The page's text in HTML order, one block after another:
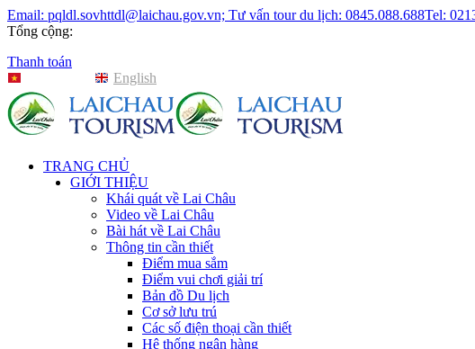
Email: pqldl.sovhttdl@laichau.gov.vn; Tư vấn tour du lịch: 0845.088.688Tel:
Tổng cộng:
Thanh toán
English
TRANG CHỦ
GIỚI THIỆU
Khái quát về Lai Châu
Video về Lai Châu
Bài hát về Lai Châu
Thông tin cần thiết
Điểm mua sắm
Điểm vui chơi giải trí
Bản đồ Du lịch
Cơ sở lưu trú
Các số điện thoại cần thiết
Hệ thống ngân hàng